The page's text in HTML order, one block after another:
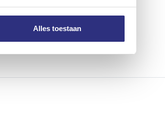
Alles toestaan
MILWAUKEE
10 Artikelen